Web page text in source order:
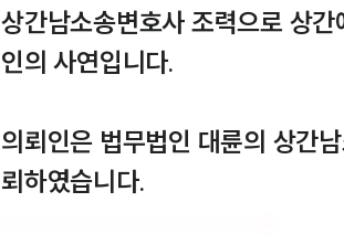
상간남소송변호사 조력으로 상
인의 사연입니다.
의뢰인은 법무법인 대륜의 상간
뢰하였습니다.